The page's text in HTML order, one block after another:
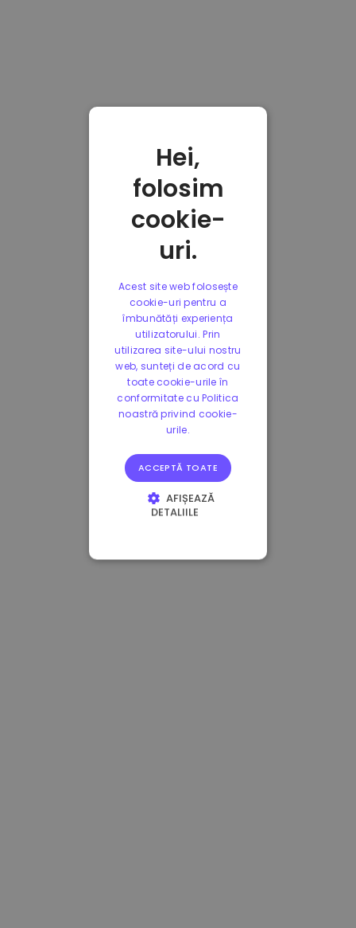
Hei,
folosim
cookie-
uri.
Acest site web folosește
cookie-uri pentru a
îmbunătăți experiența
utilizatorului. Prin
utilizarea site-ului nostru
web, sunteți de acord cu
toate cookie-urile în
conformitate cu Politica
noastră privind cookie-
urile.
ACCEPTĂ TOATE
AFIȘEAZĂ
DETALIILE